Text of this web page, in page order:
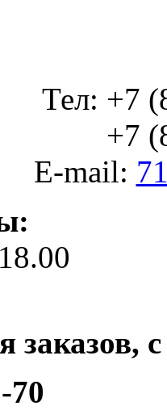
Тел: +7
+7
E-mail:
70